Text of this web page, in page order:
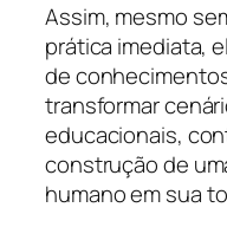
Assim, mesmo
prática imediata,
de
transformar
educacionais,
construção de
humano em sua